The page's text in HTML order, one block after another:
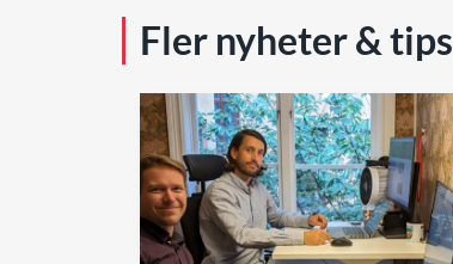
Fler nyheter & tips